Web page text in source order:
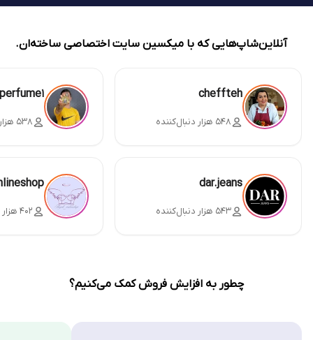
آنلاین‌شاپ‌هایی که با میکسین سایت اختصاصی ساخته‌ان.
cheffteh
۵۴۸ هزار دنبال‌کننده ۵۳۸ هزار دنبال‌کننده
dar.jeans
۵۴۳ هزار دنبال‌کننده ۴۰۲ هزار دنبال‌کننده
چطور به افزایش فروش کمک می‌کنیم؟